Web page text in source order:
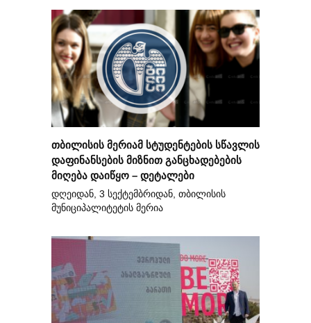
თბილისის მერიამ სტუდენტების სწავლის
დაფინანსების მიზნით განცხადებების
მიღება დაიწყო – დეტალები
დღეიდან, 3 სექტემბრიდან, თბილისის
მუნიციპალიტეტის მერია